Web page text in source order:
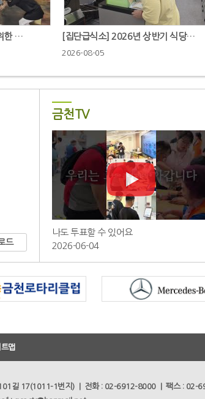
한 … [집단급식소] 2026년 상반기 식당…
2026-08-05
드
금천TV
나도 투표할 수 있어요
2026-06-04
맵
101길 17(1011-1번지) | 전화 : 02-6912-8000 | 팩스 : 02-